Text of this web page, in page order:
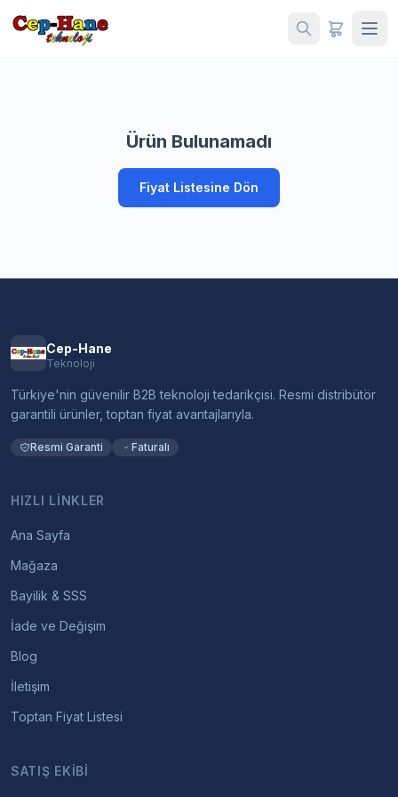
Ürün Bulunamadı
Fiyat Listesine Dön
Cep-Hane
Teknoloji
Türkiye'nin güvenilir B2B teknoloji tedarikçisi. Resmi distribütör
garantili ürünler, toptan fiyat avantajlarıyla.
Resmi Garanti Faturalı
HIZLI LINKLER
Ana Sayfa
Mağaza
Bayilik & SSS
İade ve Değişim
Blog
İletişim
Toptan Fiyat Listesi
SATIŞ EKIBI